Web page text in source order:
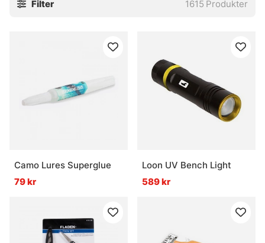
Filter 1615 Produkter
Camo Lures Superglue
79 kr
Loon UV Bench Light
589 kr